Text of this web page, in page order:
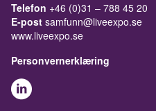
Telefon +46 (0)31 – 788 45 20
E-post samfunn@liveexpo.se
www.liveexpo.se
Personvernerklæring